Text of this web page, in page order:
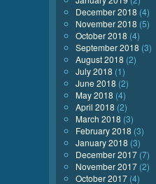
December 2018 (4)
November 2018 (5)
October 2018 (4)
September 2018 (3)
August 2018 (2)
July 2018 (1)
June 2018 (2)
May 2018 (4)
April 2018 (2)
March 2018 (3)
February 2018 (3)
January 2018 (3)
December 2017 (7)
November 2017 (2)
October 2017 (4)